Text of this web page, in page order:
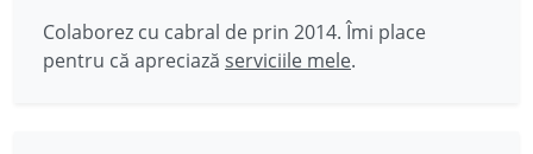
Colaborez cu cabral de prin 2014. Îmi place
pentru că apreciază serviciile mele.